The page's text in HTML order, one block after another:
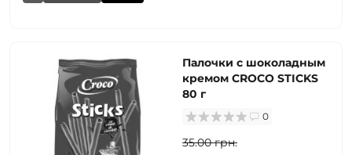
Палочки с шоколадным
кремом CROCO STICKS
80 г
0
35.00 грн.